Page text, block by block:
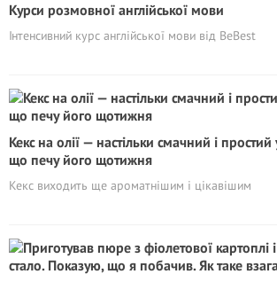
Курси розмовної англійської мови
Інтенсивний курс англійської мови від BeBest
Кекс на олії — настільки смачний і простий
що печу його щотижня
Кекс виходить ще ароматнішим і цікавішим